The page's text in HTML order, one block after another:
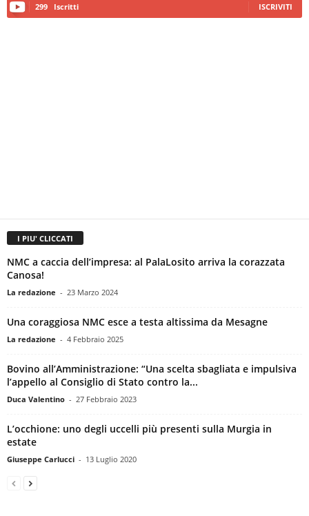
299 Iscritti ISCRIVITI
I PIU' CLICCATI
NMC a caccia dell’impresa: al PalaLosito arriva la corazzata
Canosa!
La redazione - 23 Marzo 2024
Una coraggiosa NMC esce a testa altissima da Mesagne
La redazione - 4 Febbraio 2025
Bovino all’Amministrazione: “Una scelta sbagliata e impulsiva
l’appello al Consiglio di Stato contro la...
Duca Valentino - 27 Febbraio 2023
L’occhione: uno degli uccelli più presenti sulla Murgia in
estate
Giuseppe Carlucci - 13 Luglio 2020